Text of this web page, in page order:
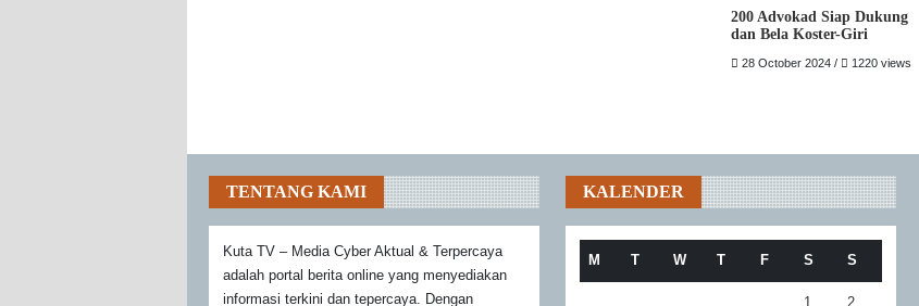
200 Advokad Siap Dukung
dan Bela Koster-Giri
28 October 2024 / 1220 views
TENTANG KAMI
Kuta TV – Media Cyber Aktual & Terpercaya
adalah portal berita online yang menyediakan
informasi terkini dan tepercaya. Dengan
KALENDER
M T W T F S S
1 2